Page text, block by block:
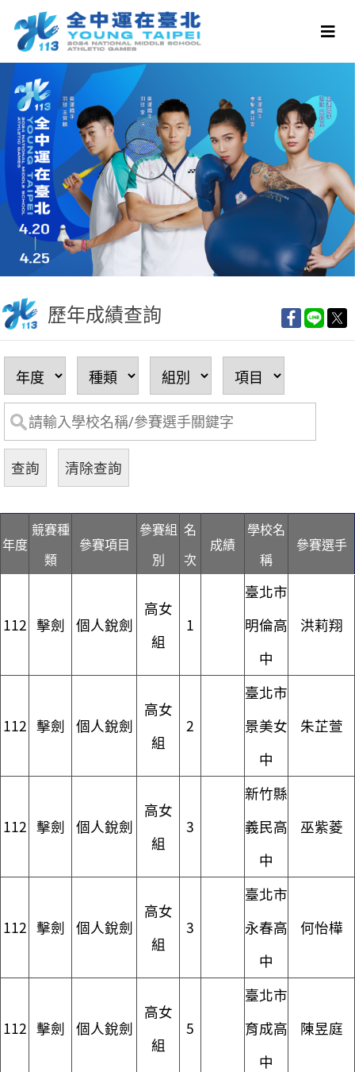
歷年成績查詢
年度
競賽種
類
參賽項目
參賽組
別
名
次
成績
學校名
稱
參賽選手
112 擊劍 個人銳劍
高女
組
1
臺北市
明倫高
中
洪莉翔
112 擊劍 個人銳劍
高女
組
2
臺北市
景美女
中
朱芷萱
112 擊劍 個人銳劍
高女
組
3
新竹縣
義民高
中
巫紫菱
112 擊劍 個人銳劍
高女
組
3
臺北市
永春高
中
何怡樺
112 擊劍 個人銳劍
高女
組
5
臺北市
育成高
中
陳昱庭